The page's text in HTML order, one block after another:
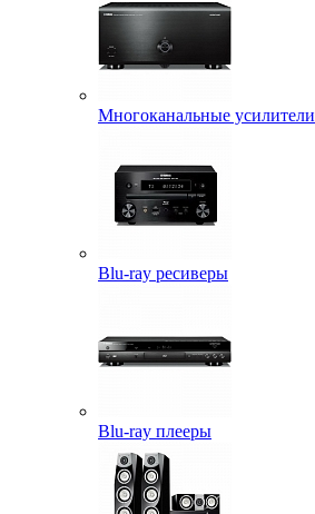
Многоканальные усилители
Blu-ray ресиверы
Blu-ray плееры